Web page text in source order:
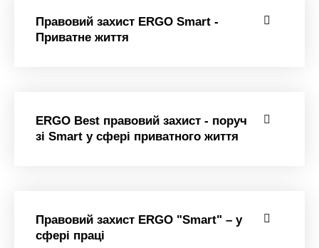
Правовий захист ERGO Smart -
Приватне життя
ERGO Best правовий захист - поруч
зі Smart у сфері приватного життя
Правовий захист ERGO "Smart" – у
сфері праці